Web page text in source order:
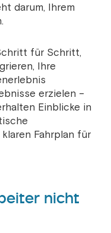
darum, Ihrem
für Schritt,
Ihre
erzielen –
Einblicke in
Fahrplan für
nicht